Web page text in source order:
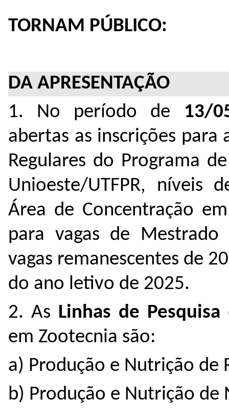
TORNAM PÚBLICO:
DA APRESENTAÇÃO
1. No período de 13/
abertas as inscrições para
Regulares do Programa
Unioeste/UTFPR, níveis
Área de Concentração
para vagas de
vagas remanescentes de
do ano letivo de 2025.
2. As Linhas de Pesquisa
em Zootecnia são:
a) Produção e Nutrição de
b) Produção e Nutrição